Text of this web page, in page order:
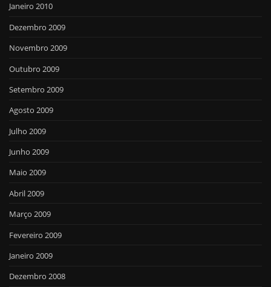
Janeiro 2010
Dezembro 2009
Novembro 2009
Outubro 2009
Setembro 2009
Agosto 2009
Julho 2009
Junho 2009
Maio 2009
Abril 2009
Março 2009
Fevereiro 2009
Janeiro 2009
Dezembro 2008